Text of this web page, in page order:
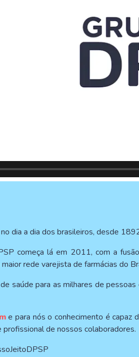
dia a dia dos brasileiros, desde
começa lá em 2011, com a
rede varejista de farmácias do
saúde para as milhares de
e para nós o conhecimento é capaz
de nossos colaboradores.